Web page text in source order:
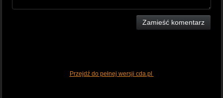
Zamieść komentarz
Przejdź do pełnej wersji cda.pl